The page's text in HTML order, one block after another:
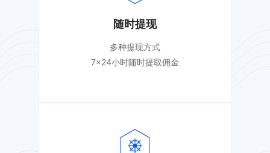
随时提现
多种提现方式
7×24小时随时提取佣金